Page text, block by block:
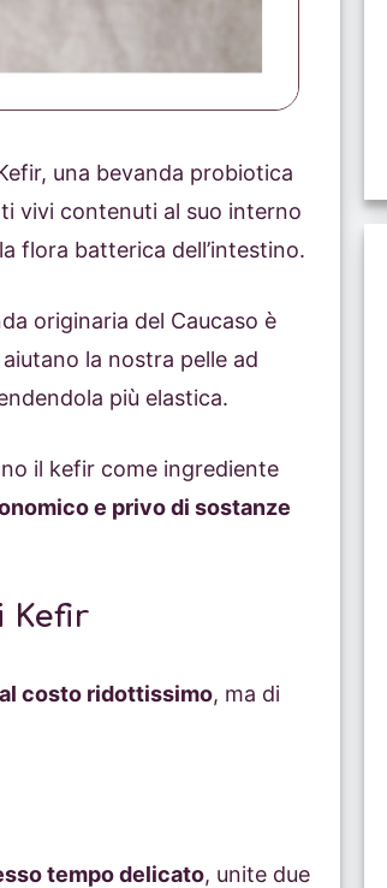
una bevanda probiotica
vivi contenuti al suo interno
flora batterica dell’intestino.
originaria del Caucaso è
la nostra pelle ad
più elastica.
il kefir come ingrediente
e privo di sostanze
Kefir
costo ridottissimo, ma di
tempo delicato, unite due